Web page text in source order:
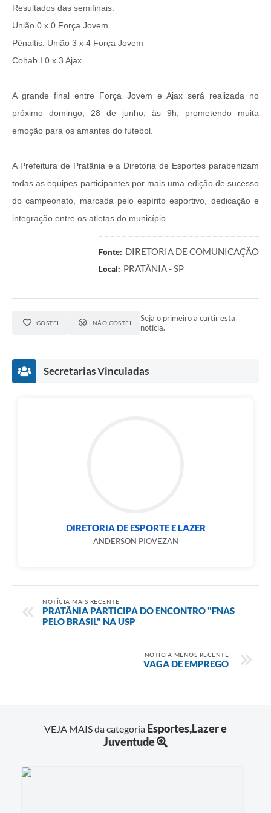
Resultados das semifinais:
União 0 x 0 Força Jovem
Pênaltis: União 3 x 4 Força Jovem
Cohab I 0 x 3 Ajax
A grande final entre Força Jovem e Ajax será realizada no
próximo domingo, 28 de junho, às 9h, prometendo muita
emoção para os amantes do futebol.
A Prefeitura de Pratânia e a Diretoria de Esportes parabenizam
todas as equipes participantes por mais uma edição de sucesso
do campeonato, marcada pelo espírito esportivo, dedicação e
integração entre os atletas do município.
Fonte: DIRETORIA DE COMUNICAÇÃO
Local: PRATÂNIA - SP
GOSTEI NÃO GOSTEI
Seja o primeiro a curtir esta
notícia.
Secretarias Vinculadas
DIRETORIA DE ESPORTE E LAZER
ANDERSON PIOVEZAN
NOTÍCIA MAIS RECENTE
PRATÂNIA PARTICIPA DO ENCONTRO "FNAS
PELO BRASIL" NA USP
NOTÍCIA MENOS RECENTE
VAGA DE EMPREGO
VEJA MAIS da categoria Esportes,Lazer e
Juventude